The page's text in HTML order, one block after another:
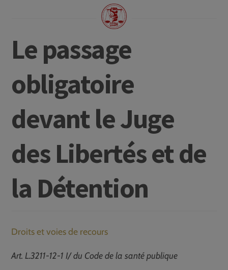
Le passage
obligatoire
devant le Juge
des Libertés et de
la Détention
Droits et voies de recours
Art. L.3211-12-1 I/ du Code de la santé publique